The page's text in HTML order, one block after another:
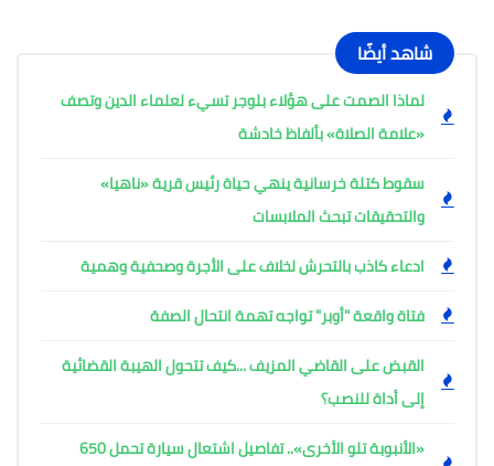
شاهد أيضًا
لماذا الصمت على هؤلاء بلوجر تسيء لعلماء الدين وتصف
«علامة الصلاة» بألفاظ خادشة
سقوط كتلة خرسانية ينهي حياة رئيس قرية «ناهيا»
والتحقيقات تبحث الملابسات
ادعاء كاذب بالتحرش لخلاف على الأجرة وصحفية وهمية
فتاة واقعة "أوبر" تواجه تهمة انتحال الصفة
القبض على القاضي المزيف ...كيف تتحول الهيبة القضائية
إلى أداة للنصب؟
«الأنبوبة تلو الأخرى».. تفاصيل اشتعال سيارة تحمل 650